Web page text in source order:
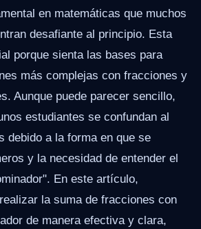
en matemáticas que muchos
desafiante al principio. Esta
porque sienta las bases para
más complejas con fracciones y
Aunque puede parecer sencillo,
estudiantes se confundan al
debido a la forma en que se
y la necesidad de entender el
En este artículo,
la suma de fracciones con
de manera efectiva y clara,